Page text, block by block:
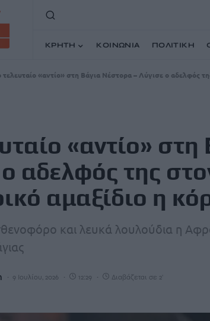
ΚΡΗΤΗ ΚΟΙΝΩΝΙΑ ΠΟΛΙΤΙΚΗ
τελευταίο «αντίο» στη Βάγια Νέστορα – Λύγισε ο αδελφός
«αντίο»
αδελφός της
αμαξίδιο η
και λευκά λουλούδια η
9 Ιουλίου, 2026 12:29 Διαβάζεται σε 2'